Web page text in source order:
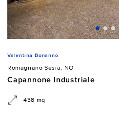
Valentina Bonanno
Romagnano Sesia, NO
Capannone Industriale
438 mq